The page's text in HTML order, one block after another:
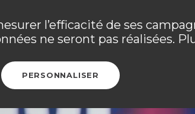
l’efficacité de ses
ne seront pas réalisées.
PERSONNALISER